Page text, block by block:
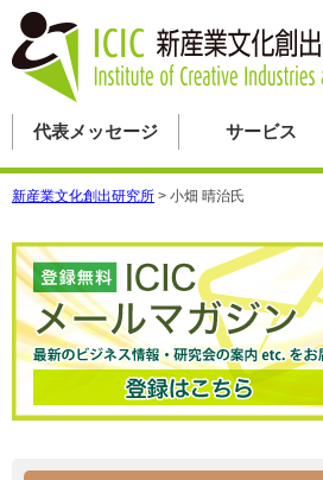
代表メッセージ サービス
新産業文化創出研究所 > 小畑 晴治氏